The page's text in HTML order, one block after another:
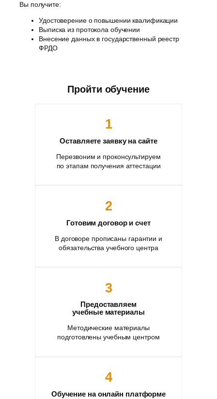
Вы получите:
Удостоверение о повышении квалификации
Выписка из протокола обучении
Внесение данных в государственный реестр
ФРДО
Пройти обучение
1
Оставляете заявку на сайте
Перезвоним и проконсультируем
по этапам получения аттестации
2
Готовим договор и счет
В договоре прописаны гарантии и
обязательства учебного центра
3
Предоставляем
учебные материалы
Методические материалы
подготовлены учебным центром
4
Обучение на онлайн платформе